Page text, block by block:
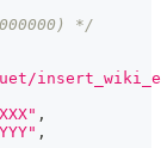
*/
,
,